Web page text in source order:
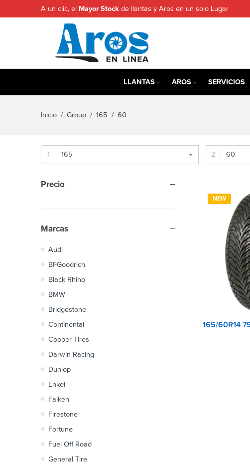
A un clic, el Mayor Stock de llantas y Aros en un solo Lugar
LLANTAS AROS SERVICIOS
Inicio / Group / 165 / 60
165 60
NEW
Precio
Marcas
Audi
BFGoodrich
Black Rhino
BMW
Bridgestone
Continental
Cooper Tires
Darwin Racing
Dunlop
Enkei
Falken
Firestone
Fortune
Fuel Off Road
General Tire